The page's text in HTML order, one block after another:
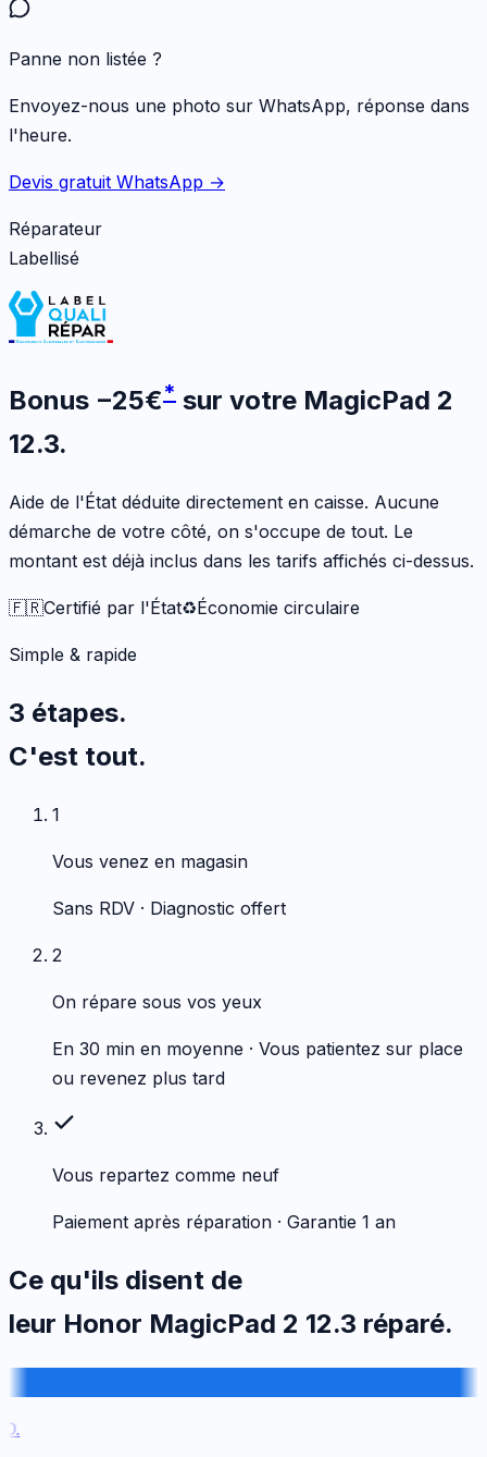
Panne non listée ?
Envoyez-nous une photo sur WhatsApp, réponse dans
l'heure.
Devis gratuit WhatsApp →
Réparateur
Labellisé
Bonus −25€* sur votre MagicPad 2
12.3.
Aide de l'État déduite directement en caisse. Aucune
démarche de votre côté, on s'occupe de tout. Le
montant est déjà inclus dans les tarifs affichés ci-dessus.
🇫🇷Certifié par l'État♻️Économie circulaire
Simple & rapide
3 étapes.
C'est tout.
1
Vous venez en magasin
Sans RDV · Diagnostic offert
2
On répare sous vos yeux
En 30 min en moyenne · Vous patientez sur place
ou revenez plus tard
Vous repartez comme neuf
Paiement après réparation · Garantie 1 an
Ce qu'ils disent de
leur Honor MagicPad 2 12.3 réparé.